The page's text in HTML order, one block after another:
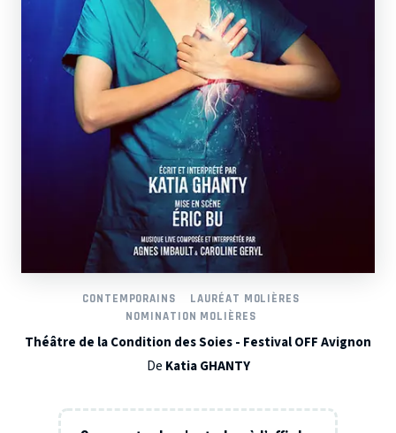
CONTEMPORAINS
LAURÉAT MOLIÈRES
NOMINATION MOLIÈRES
Théâtre de la Condition des Soies - Festival OFF Avignon
De Katia GHANTY